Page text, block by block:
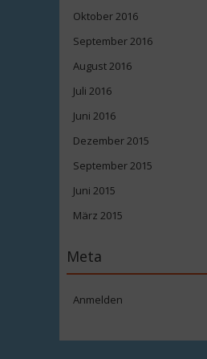
Oktober 2016
September 2016
August 2016
Juli 2016
Juni 2016
Dezember 2015
September 2015
Juni 2015
März 2015
Meta
Anmelden